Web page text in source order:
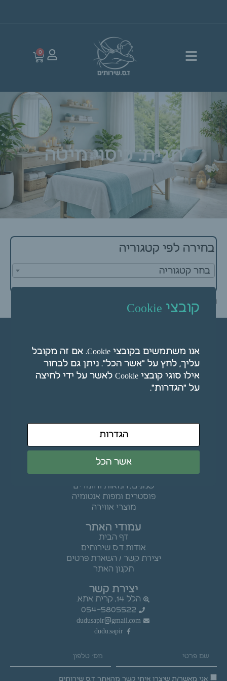
0
תגית: כיסוי מיטה
בחירה לפי קטגוריה
בחר קטגוריה
נראה שלא הצלחנו למצוא את מה שחיפשת.
קטגוריות מוצרים
מיטות עיסוי וכיסאות
ציוד לקליניקה
רפואה סינית, משלימה אלטרנטיבית
שמנים, חמאות וחומרים
פוסטרים ומפות אנטומיה
מוצרי אווירה
עמודי האתר
דף הבית
אודות ד.ס שירותים
יצירת קשר / השארת פרטים
תקנון האתר
יצירת קשר
הלל 14, קרית אתא.
054-5805522
dudusapir@gmail.com
dudu.sapir
אני מאשר/ת שיצרו איתי קשר מהאתר ד.ס שירותים
קובצי Cookie
אנו משתמשים בקובצי Cookie. אם זה מקובל
עליך, לחץ על "אשר הכל". ניתן גם לבחור
אילו סוגי קובצי Cookie לאשר על ידי לחיצה
על "הגדרות".
הגדרות
אשר הכל